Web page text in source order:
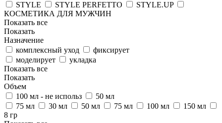
STYLE
STYLE PERFETTO
STYLE.UP
КОСМЕТИКА ДЛЯ МУЖЧИН
Показать все
Показать
Назначение
комплексный уход
фиксирует
моделирует
укладка
Показать все
Показать
Объем
100 мл - не использ
50 мл
75 мл
30 мл 50 мл 75 мл 100 мл
150 мл
8 гр